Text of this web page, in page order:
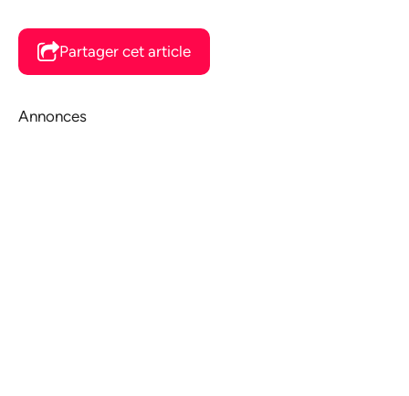
Partager cet article
Annonces